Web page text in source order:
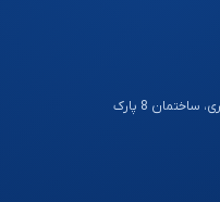
مشهد، بلوار ستاری، ساختمان 8 پارک